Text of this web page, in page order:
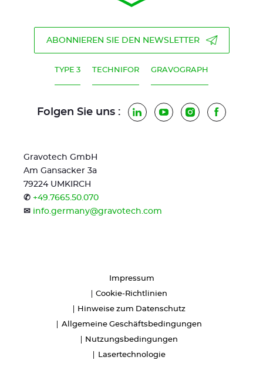
ABONNIEREN SIE DEN NEWSLETTER
TYPE 3 TECHNIFOR GRAVOGRAPH
Folgen Sie uns : LinkedInYouTubeInstagram
Gravotech GmbH
Am Gansacker 3a
79224 UMKIRCH
✆ +49.7665.50.070
✉ info.germany@gravotech.com
Impressum
Cookie-Richtlinien
Hinweise zum Datenschutz
Allgemeine Geschäftsbedingungen
Nutzungsbedingungen
Lasertechnologie